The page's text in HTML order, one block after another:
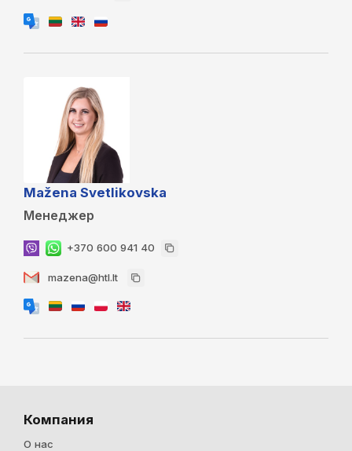
Mažena Svetlikovska
Менеджер
+370 600 941 40
mazena@htl.lt
Компания
О нас